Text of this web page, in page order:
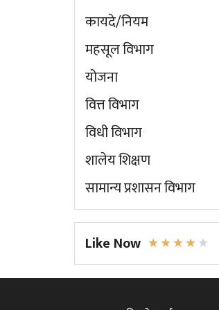
कायदे/नियम
महसूल विभाग
योजना
वित्त विभाग
विधी विभाग
शालेय शिक्षण
सामान्य प्रशासन विभाग
Like Now ★★★★★